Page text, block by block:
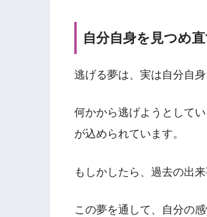
自分自身を見つめ
逃げる夢は、実は自分自
何かから逃げようとして
が込められています。
もしかしたら、過去の出
この夢を通して、自分の